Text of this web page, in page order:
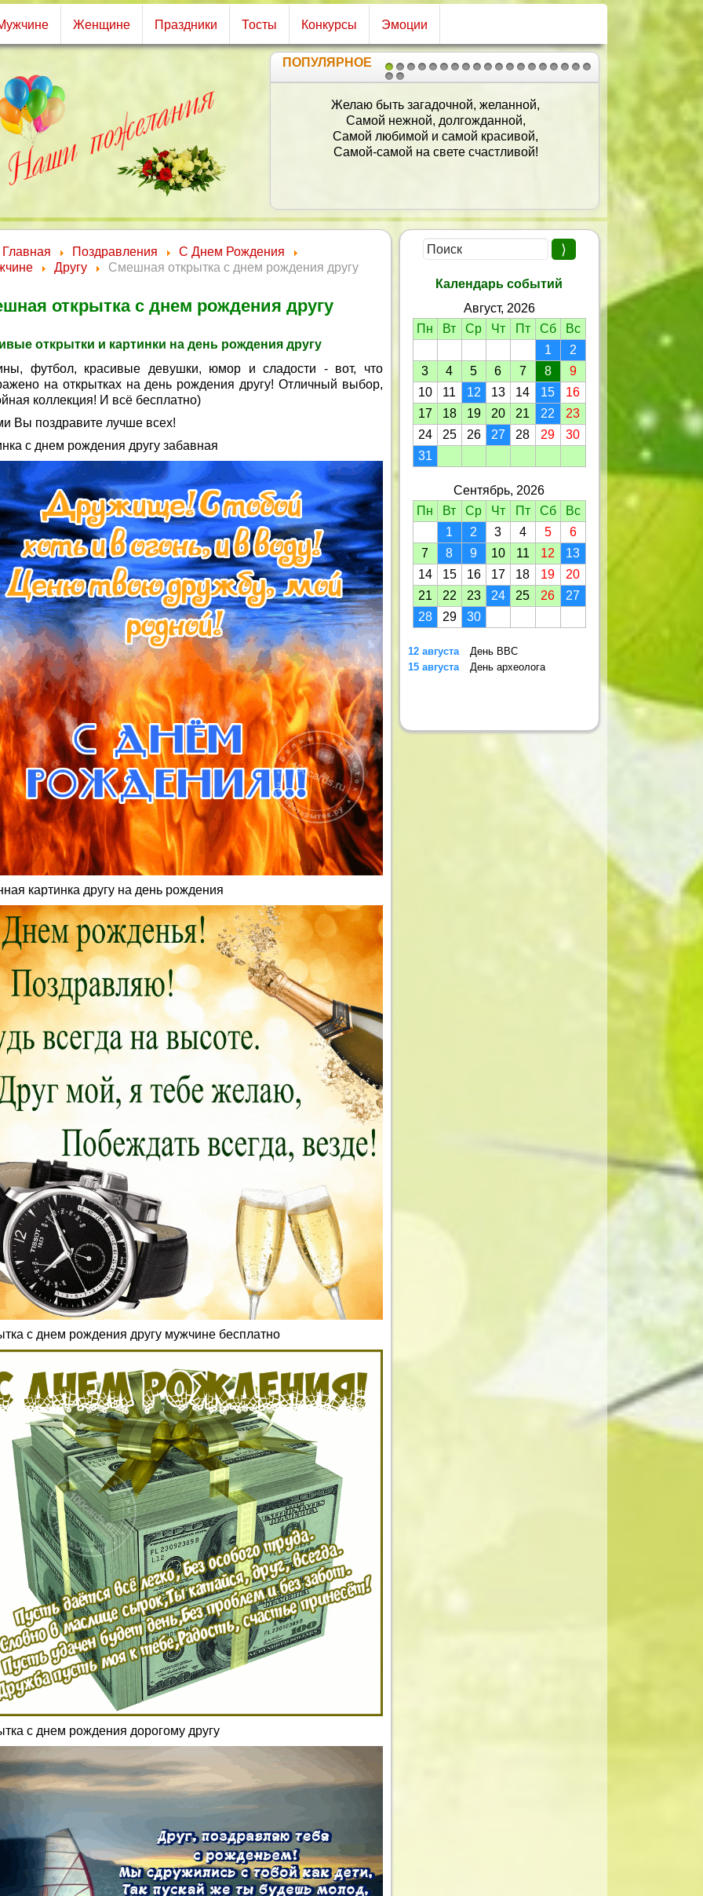
Женщине Праздники Тосты Конкурсы Эмоции
1 2
2021
ПОПУЛЯРНОЕ
С днём рожденья тебя поздравляю.
Веселись в этот день, не грусти.
Много счастья тебе я желаю,
А особенно счастья в любви!
Главная Поздравления
С Днем Рождения
Другу Смешная открытка с днем рождения другу
открытка с днем рождения другу
открытки и картинки на день рождения другу
футбол, красивые девушки, юмор и сладости - вот, что
на открытках на день рождения другу! Отличный выбор,
коллекция! И всё бесплатно)
Вы поздравите лучше всех!
с днем рождения другу забавная
картинка другу на день рождения
с днем рождения другу мужчине бесплатно
с днем рождения дорогому другу
Календарь событий
Август, 2026
Пн
Вт Ср Чт Пт Сб
Вс
1
2
3
4 5 6 7 8
9
10
11 12 13 14 15
16
17
18 19 20 21 22
23
24
25 26 27 28 29
30
31
Сентябрь, 2026
Пн
Вт Ср Чт Пт Сб
Вс
1
2 3 4 5
6
7
8 9 10 11 12
13
14
15 16 17 18 19
20
21
22 23 24 25 26
27
28
29 30
12 августа
День ВВС
15 августа
День археолога